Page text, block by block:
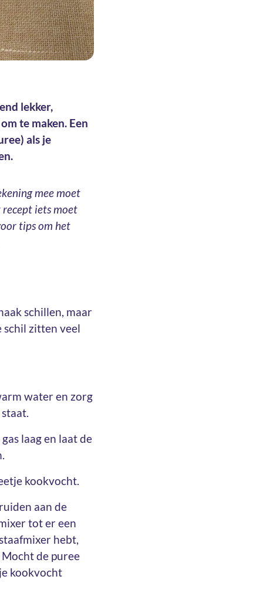
lekker,
te maken. Een
als je
mee moet
recept iets moet
tips om het
schillen, maar
schil zitten veel
water en zorg
laag en laat de
kookvocht.
aan de
tot er een
hebt,
de puree
kookvocht